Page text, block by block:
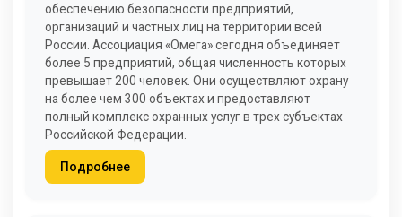
обеспечению безопасности предприятий,
организаций и частных лиц на территории всей
России. Ассоциация «Омега» сегодня объединяет
более 5 предприятий, общая численность которых
превышает 200 человек. Они осуществляют охрану
на более чем 300 объектах и предоставляют
полный комплекс охранных услуг в трех субъектах
Российской Федерации.
Подробнее